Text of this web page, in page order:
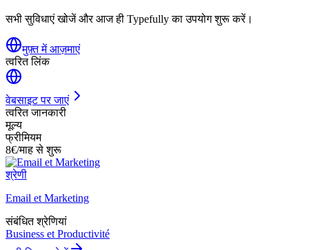
सभी सुविधाएं खोजें और आज ही Typefully का उपयोग शुरू करें।
मुफ़्त में आज़माएं
त्वरित लिंक
वेबसाइट पर जाएं
त्वरित जानकारी
मूल्य
फ्रीमियम
8€/माह से शुरू
श्रेणी
Email et Marketing
संबंधित श्रेणियां
Business et Productivité